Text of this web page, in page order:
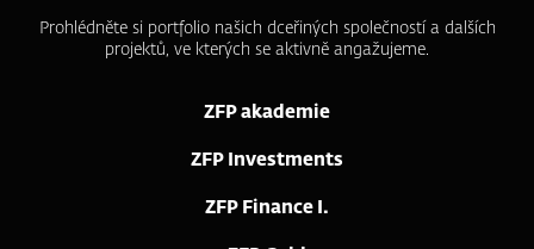
Prohlédněte si portfolio našich dceřiných společností a dalších
projektů, ve kterých se aktivně angažujeme.
ZFP akademie
ZFP Investments
ZFP Finance I.